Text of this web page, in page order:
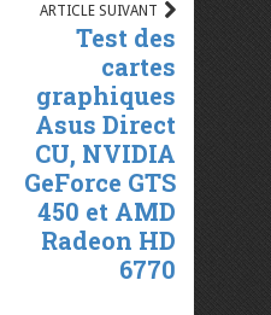
ARTICLE SUIVANT
Test des
cartes
graphiques
Asus Direct
CU, NVIDIA
GeForce GTS
450 et AMD
Radeon HD
6770